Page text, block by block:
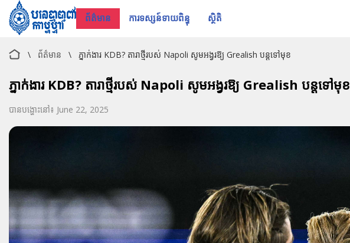
ព័ត៌មាន ការទស្សន៍ទាយពិន្ទុ ស្ថិតិ
\ ព័ត៌មាន \ ភ្នាក់ងារ KDB? តារាថ្មីរបស់ Napoli សូមអង្វរឱ្យ Grealish បន្តទៅមុខ
ភ្នាក់ងារ KDB? តារាថ្មីរបស់ Napoli សូមអង្វរឱ្យ Grealish បន្តទៅមុខ
បានបង្ហោះនៅ៖ June 22, 2025